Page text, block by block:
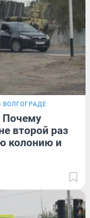
ВОЛГОГРАДЕ
Почему
второй раз
колонию и